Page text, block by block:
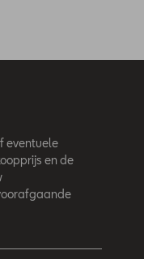
eventuele
en de